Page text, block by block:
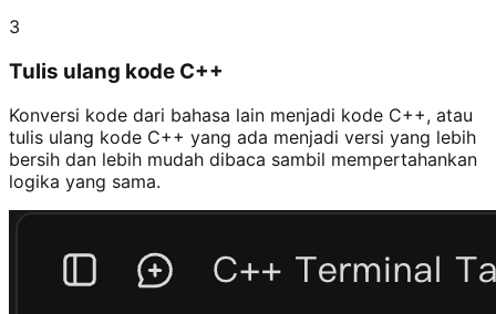
3
Tulis ulang kode C++
Konversi kode dari bahasa lain menjadi kode C++, atau
tulis ulang kode C++ yang ada menjadi versi yang lebih
bersih dan lebih mudah dibaca sambil mempertahankan
logika yang sama.